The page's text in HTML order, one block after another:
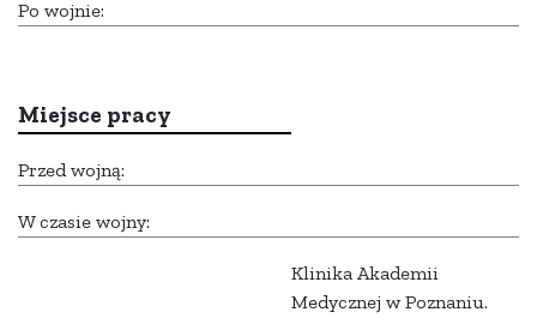
Po wojnie:
Miejsce pracy
Przed wojną:
W czasie wojny:
Klinika Akademii
Medycznej w Poznaniu.